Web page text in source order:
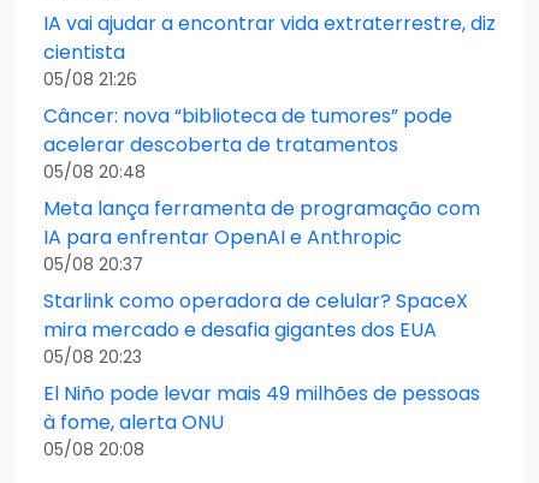
IA vai ajudar a encontrar vida extraterrestre, diz
cientista
05/08 21:26
Câncer: nova “biblioteca de tumores” pode
acelerar descoberta de tratamentos
05/08 20:48
Meta lança ferramenta de programação com
IA para enfrentar OpenAI e Anthropic
05/08 20:37
Starlink como operadora de celular? SpaceX
mira mercado e desafia gigantes dos EUA
05/08 20:23
El Niño pode levar mais 49 milhões de pessoas
à fome, alerta ONU
05/08 20:08